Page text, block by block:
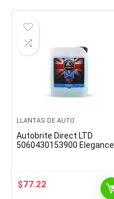
LLANTAS DE AUTO
Autobrite Direct LTD
5060430153900 Elegance
$77.22